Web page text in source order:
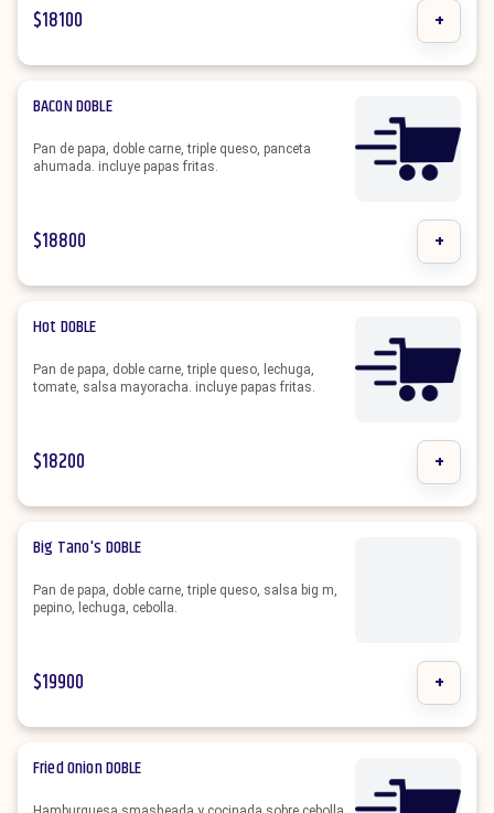
$18100 +
BACON DOBLE
Pan de papa, doble carne, triple queso, panceta
ahumada. incluye papas fritas.
$18800 +
Hot DOBLE
Pan de papa, doble carne, triple queso, lechuga,
tomate, salsa mayoracha. incluye papas fritas.
$18200 +
Big Tano's DOBLE
Pan de papa, doble carne, triple queso, salsa big m,
pepino, lechuga, cebolla.
$19900 +
Fried Onion DOBLE